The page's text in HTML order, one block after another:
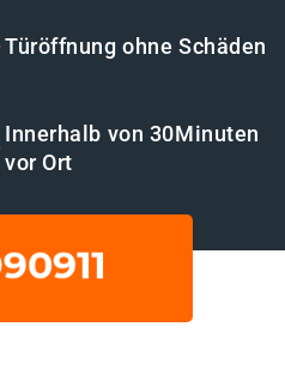
Türöffnung ohne Schäden
Innerhalb von 30Minuten
vor Ort